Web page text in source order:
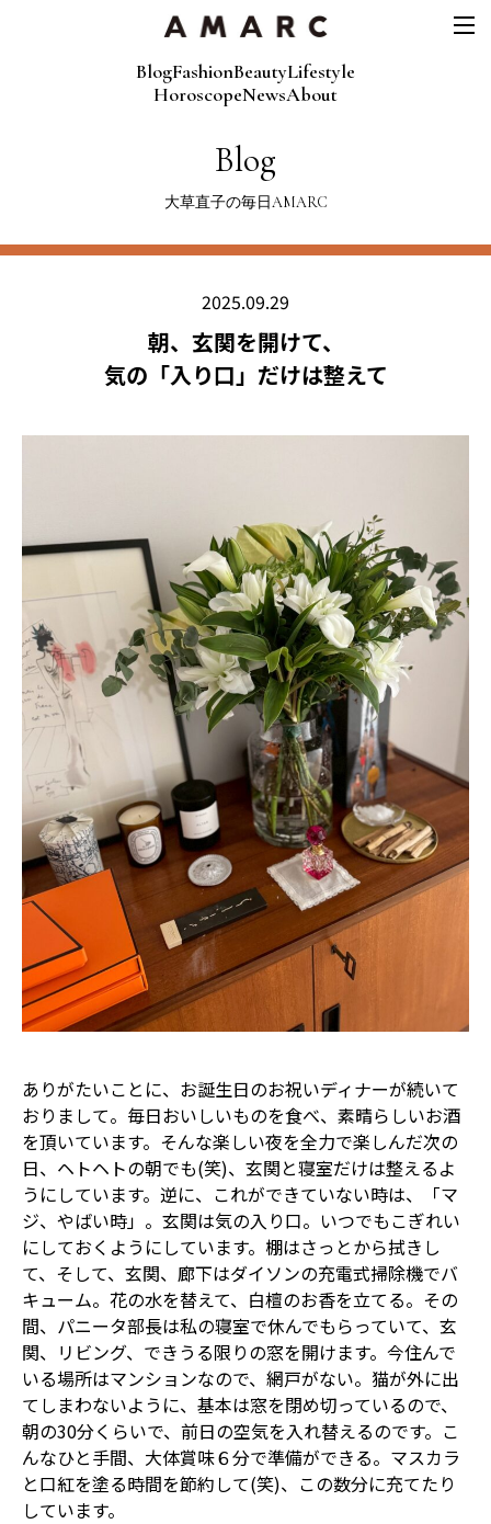
BlogFashionBeautyLifestyle
HoroscopeNewsAbout
Blog
大草直子の毎日AMARC
2025.09.29
朝、玄関を開けて、
気の「入り口」だけは整えて
ありがたいことに、お誕生日のお祝いディナーが続いて
おりまして。毎日おいしいものを食べ、素晴らしいお酒
を頂いています。そんな楽しい夜を全力で楽しんだ次の
日、ヘトヘトの朝でも(笑)、玄関と寝室だけは整えるよ
うにしています。逆に、これができていない時は、「マ
ジ、やばい時」。玄関は気の入り口。いつでもこぎれい
にしておくようにしています。棚はさっとから拭きし
て、そして、玄関、廊下はダイソンの充電式掃除機でバ
キューム。花の水を替えて、白檀のお香を立てる。その
間、パニータ部長は私の寝室で休んでもらっていて、玄
関、リビング、できうる限りの窓を開けます。今住んで
いる場所はマンションなので、網戸がない。猫が外に出
てしまわないように、基本は窓を閉め切っているので、
朝の30分くらいで、前日の空気を入れ替えるのです。こ
んなひと手間、大体賞味６分で準備ができる。マスカラ
と口紅を塗る時間を節約して(笑)、この数分に充てたり
しています。